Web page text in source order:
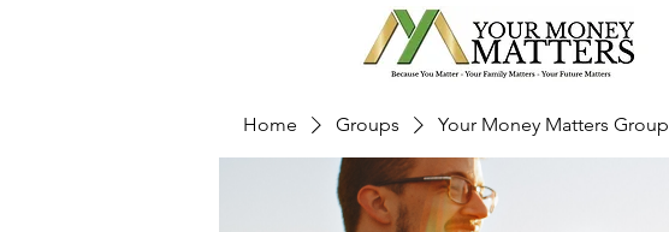
Home Groups Your Money Matters Group